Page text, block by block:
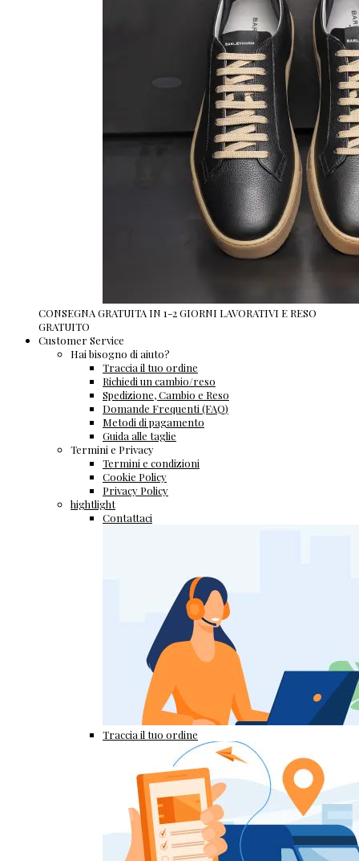
CONSEGNA GRATUITA IN 1-2 GIORNI LAVORATIVI E RESO
GRATUITO
Customer Service
Hai bisogno di aiuto?
Traccia il tuo ordine
Richiedi un cambio/reso
Spedizione, Cambio e Reso
Domande Frequenti (FAQ)
Metodi di pagamento
Guida alle taglie
Termini e Privacy
Termini e condizioni
Cookie Policy
Privacy Policy
hightlight
Contattaci
Traccia il tuo ordine